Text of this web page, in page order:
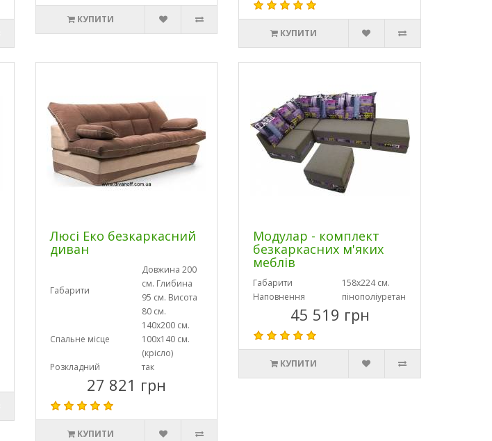
КУПИТИ
КУПИТИ
Люсі Еко безкаркасний
диван
Габарити
Довжина 200
см. Глибина
95 см. Висота
80 см.
Спальне місце
140х200 см.
100х140 см.
(крісло)
Розкладний
так
27 821 грн
КУПИТИ
Модулар - комплект
безкаркасних м'яких
меблів
Габарити
158х224 см.
Наповнення
пінополіуретан
45 519 грн
КУПИТИ